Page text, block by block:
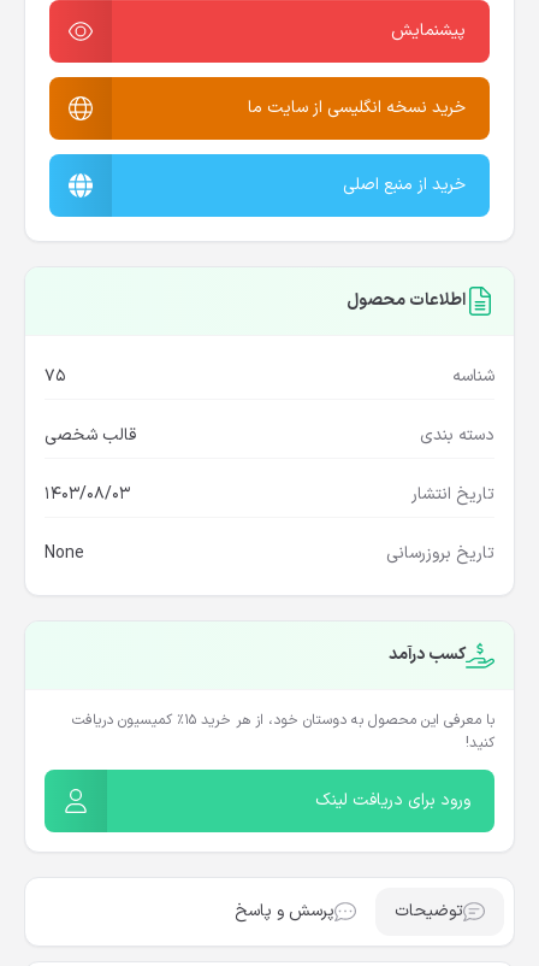
پیشنمایش
خرید نسخه انگلیسی از سایت ما
خرید از منبع اصلی
اطلاعات محصول
شناسه 75
دسته بندی قالب شخصی
تاریخ انتشار 1403/08/03
تاریخ بروزرسانی None
کسب درآمد
با معرفی این محصول به دوستان خود، از هر خرید ۱۵٪ کمیسیون دریافت
کنید!
ورود برای دریافت لینک
توضیحات پرسش و پاسخ